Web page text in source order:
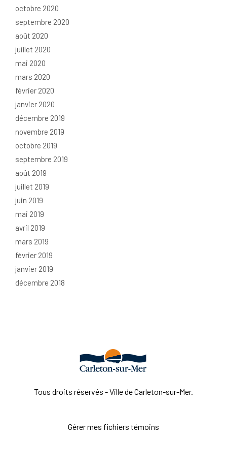
octobre 2020
septembre 2020
août 2020
juillet 2020
mai 2020
mars 2020
février 2020
janvier 2020
décembre 2019
novembre 2019
octobre 2019
septembre 2019
août 2019
juillet 2019
juin 2019
mai 2019
avril 2019
mars 2019
février 2019
janvier 2019
décembre 2018
Tous droits réservés - Ville de Carleton-sur-Mer.
Gérer mes fichiers témoins